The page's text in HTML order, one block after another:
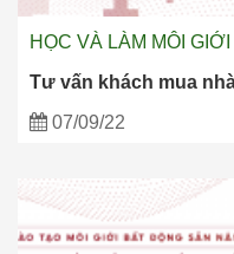
HỌC VÀ LÀM MÔI
Tư vấn khách mua
07/09/22